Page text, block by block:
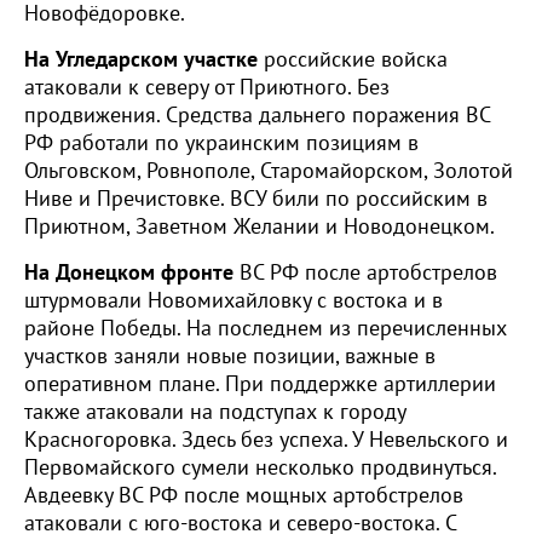
Новофёдоровке.
На Угледарском участке российские войска
атаковали к северу от Приютного. Без
продвижения. Средства дальнего поражения ВС
РФ работали по украинским позициям в
Ольговском, Ровнополе, Старомайорском, Золотой
Ниве и Пречистовке. ВСУ били по российским в
Приютном, Заветном Желании и Новодонецком.
На Донецком фронте ВС РФ после артобстрелов
штурмовали Новомихайловку с востока и в
районе Победы. На последнем из перечисленных
участков заняли новые позиции, важные в
оперативном плане. При поддержке артиллерии
также атаковали на подступах к городу
Красногоровка. Здесь без успеха. У Невельского и
Первомайского сумели несколько продвинуться.
Авдеевку ВС РФ после мощных артобстрелов
атаковали с юго-востока и северо-востока. С